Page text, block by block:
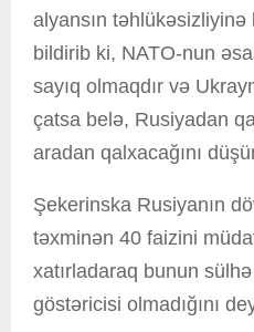
alyansın
bildirib ki, NATO-nun
sayıq olmaqdır və
çatsa belə, Rusiyadan
aradan qalxacağını
Şekerinska Rusiyanın
təxminən 40 faizini
xatırladaraq bunun
göstəricisi olmadığını